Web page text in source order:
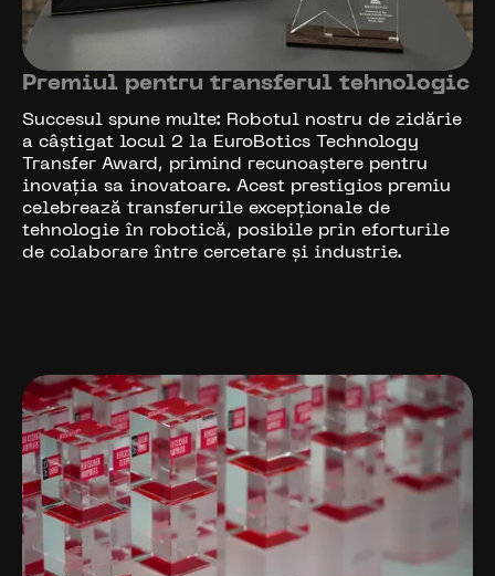
Premiul pentru transferul tehnologic
Succesul spune multe: Robotul nostru de zidărie
a câștigat locul 2 la EuroBotics Technology
Transfer Award, primind recunoaștere pentru
inovația sa inovatoare. Acest prestigios premiu
celebrează transferurile excepționale de
tehnologie în robotică, posibile prin eforturile
de colaborare între cercetare și industrie.